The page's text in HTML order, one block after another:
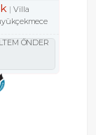
Villa
ÖNDER